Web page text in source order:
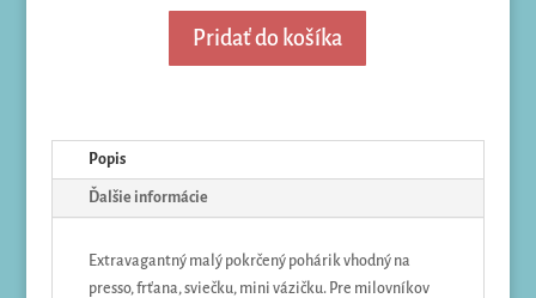
Pridať do košíka
Popis
Ďalšie informácie
Extravagantný malý pokrčený pohárik vhodný na
presso, frťana, sviečku, mini vázičku. Pre milovníkov